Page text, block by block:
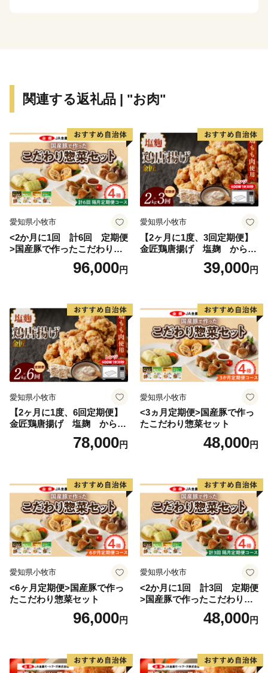
関連する返礼品 | "お肉"
愛知県小牧市
<2か月に1回 計6回 定期便
>国産豚で作ったこだわり惣
96,000円
愛知県小牧市
【2ヶ月に1度、3回定期便】
金匠鶏唐揚げ 塩麹 からあ
39,000円
愛知県小牧市
【2ヶ月に1度、6回定期便】
金匠鶏唐揚げ 塩麹 からあ
78,000円
愛知県小牧市
<3ヵ月定期便>国産豚で作っ
たこだわり惣菜セット
48,000円
愛知県小牧市
<6ヶ月定期便>国産豚で作っ
たこだわり惣菜セット
96,000円
愛知県小牧市
<2か月に1回 計3回 定期便
>国産豚で作ったこだわり惣
48,000円